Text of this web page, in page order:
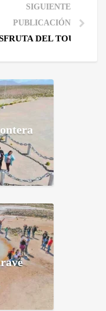
Y SUS
SIGUIENTE
PUBLICACIÓN
DEL TOUR